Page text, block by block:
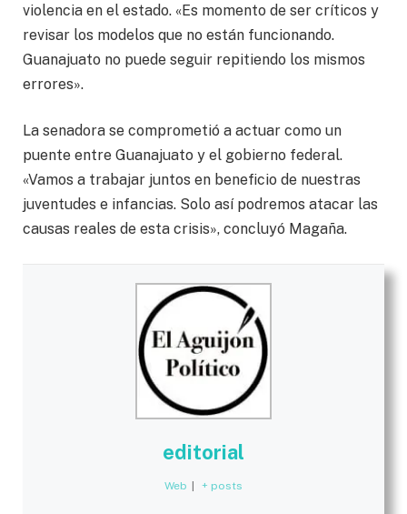
violencia en el estado. «Es momento de ser críticos y
revisar los modelos que no están funcionando.
Guanajuato no puede seguir repitiendo los mismos
errores».
La senadora se comprometió a actuar como un
puente entre Guanajuato y el gobierno federal.
«Vamos a trabajar juntos en beneficio de nuestras
juventudes e infancias. Solo así podremos atacar las
causas reales de esta crisis», concluyó Magaña.
editorial
Web + posts